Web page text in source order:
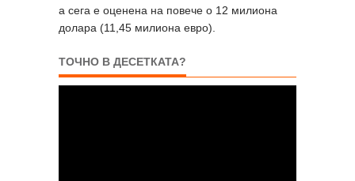
а сега е оценена на повече о 12 милиона
долара (11,45 милиона евро).
ТОЧНО В ДЕСЕТКАТА?